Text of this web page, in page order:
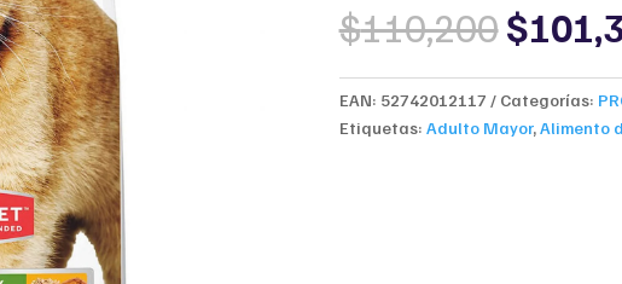
$110,200
price
was:
$
EAN: 52742012117 Categorías:
Etiquetas: Adulto Mayor,Alimento